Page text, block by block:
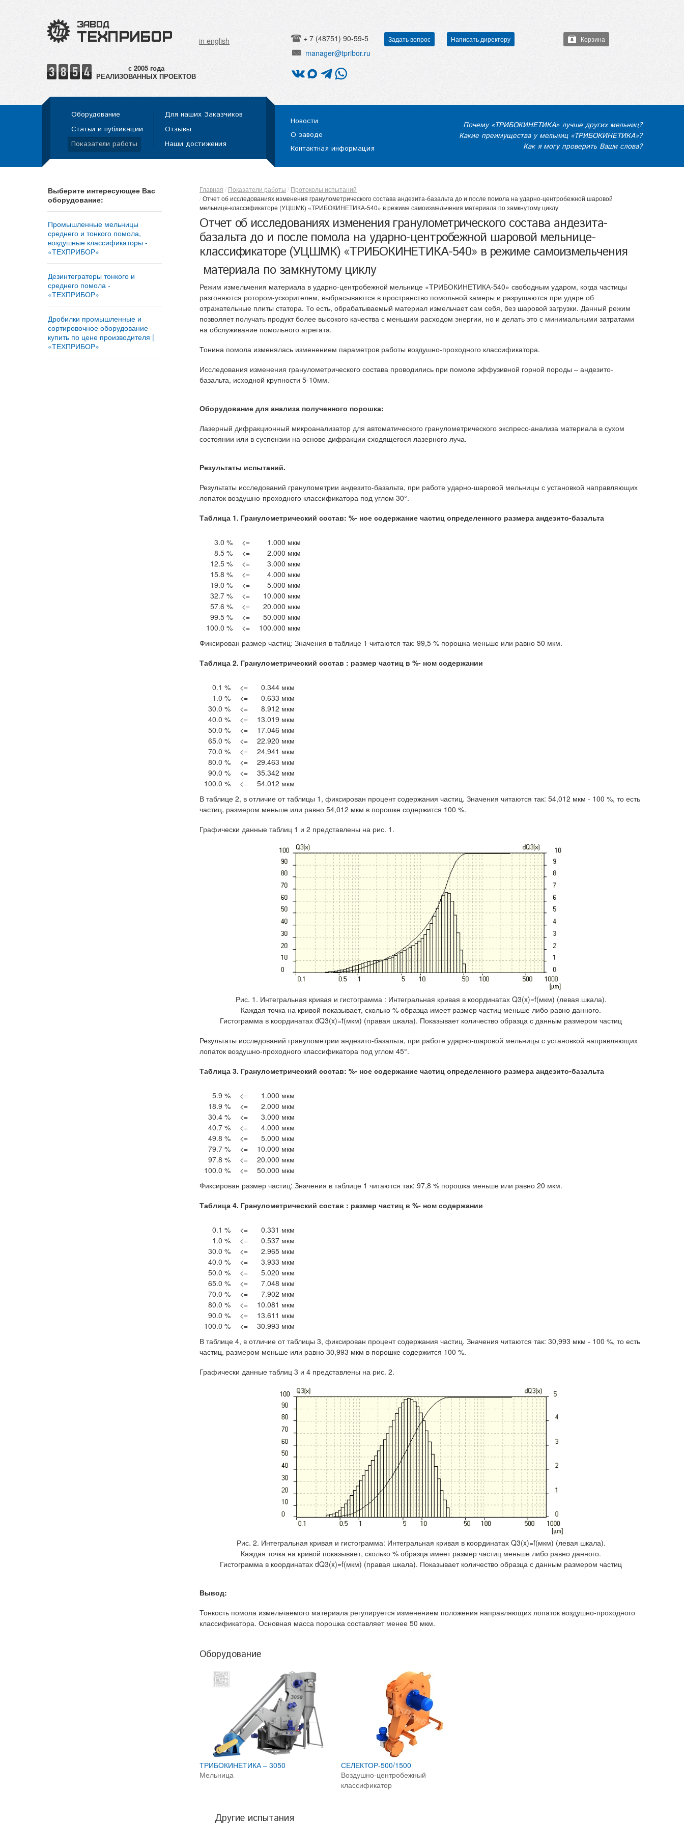
in english + 7 (48751) 90-59-5 Задать вопрос Написать директору
manager@tpribor.ru
Корзина
РЕАЛИЗОВАННЫХ ПРОЕКТОВ
Оборудование
Статьи и публикации
Показатели работы
Для наших Заказчиков
Отзывы
Наши достижения
Новости
О заводе
Контактная информация
Почему «ТРИБОКИНЕТИКА» лучше других мельниц?
Какие преимущества у мельниц «ТРИБОКИНЕТИКА»?
Как я могу проверить Ваши слова?
Выберите интересующее Вас
оборудование:
Промышленные мельницы
среднего и тонкого помола,
воздушные классификаторы -
«ТЕХПРИБОР»
Мельница «ТРИБОКИНЕТИКА
– 10050»
Мельница «ТРИБОКИНЕТИКА
– 3050» | Ударно-
центробежные и шаровые
мельницы
Автоматизированная
мельница «МИКРОКСИЛЕМА -
М1» Сушит – мелет -
просеивает
Дезинтеграторы тонкого и
среднего помола -
«ТЕХПРИБОР»
Измельчительный агрегат
«ДМПК-ГОРИЗОНТ»
Дезинтегратор «ГОРИЗОНТ –
380Z»
Дезинтегратор «ГОРИЗОНТ-
Дробилки промышленные и
сортировочное оборудование -
купить по цене производителя |
«ТЕХПРИБОР»
Купить дробильно-
Главная Показатели работы
Протоколы испытаний
Отчет об исследованиях изменения гранулометрического состава андезита-базальта до и после помола на ударно-центробежной шаровой
мельнице-классификаторе (УЦШМК) «ТРИБОКИНЕТИКА-540» в режиме самоизмельчения материала по замкнутому циклу
Отчет об исследованиях изменения гранулометрического состава андезита-
базальта до и после помола на ударно-центробежной шаровой мельнице-
классификаторе (УЦШМК) «ТРИБОКИНЕТИКА-540» в режиме самоизмельчения
материала по замкнутому циклу
Режим измельчения материала в ударно-центробежной мельнице «ТРИБОКИНЕТИКА-540» свободным ударом, когда частицы
разгоняются ротором-ускорителем, выбрасываются в пространство помольной камеры и разрушаются при ударе об
отражательные плиты статора. То есть, обрабатываемый материал измельчает сам себя, без шаровой загрузки. Данный режим
позволяет получать продукт более высокого качества с меньшим расходом энергии, но и делать это с минимальными затратами
на обслуживание помольного агрегата.
Тонина помола изменялась изменением параметров работы воздушно-проходного классификатора.
Исследования изменения гранулометрического состава проводились при помоле эффузивной горной породы – андезито-
базальта, исходной крупности 5-10мм.
Оборудование для анализа полученного порошка:
Лазерный дифракционный микроанализатор для автоматического гранулометрического экспресс-анализа материала в сухом
состоянии или в суспензии на основе дифракции сходящегося лазерного луча.
Результаты испытаний.
Результаты исследований гранулометрии андезито-базальта, при работе ударно-шаровой мельницы с установкой направляющих
лопаток воздушно-проходного классификатора под углом 30°.
Таблица 1. Гранулометрический состав: %- ное содержание частиц определенного размера андезито-базальта
3.0 %
8.5 %
12.5 %
15.8 %
19.0 %
32.7 %
57.6 %
99.5 %
100.0 %
<=
<=
<=
<=
<=
<=
<=
<=
<=
1.000 мкм
2.000 мкм
3.000 мкм
4.000 мкм
5.000 мкм
10.000 мкм
20.000 мкм
50.000 мкм
100.000 мкм
Фиксирован размер частиц: Значения в таблице 1 читаются так: 99,5 % порошка меньше или равно 50 мкм.
Таблица 2. Гранулометрический состав : размер частиц в %- ном содержании
0.1 %
1.0 %
30.0 %
40.0 %
50.0 %
65.0 %
70.0 %
80.0 %
90.0 %
100.0 %
<=
<=
<=
<=
<=
<=
<=
<=
<=
<=
0.344 мкм
0.633 мкм
8.912 мкм
13.019 мкм
17.046 мкм
22.920 мкм
24.941 мкм
29.463 мкм
35.342 мкм
54.012 мкм
В таблице 2, в отличие от таблицы 1, фиксирован процент содержания частиц. Значения читаются так: 54,012 мкм - 100 %, то есть
частиц, размером меньше или равно 54,012 мкм в порошке содержится 100 %.
Графически данные таблиц 1 и 2 представлены на рис. 1.
Рис. 1. Интегральная кривая и гистограмма : Интегральная кривая в координатах Q3(x)=f(мкм) (левая шкала).
Каждая точка на кривой показывает, сколько % образца имеет размер частиц меньше либо равно данного.
Гистограмма в координатах dQ3(x)=f(мкм) (правая шкала). Показывает количество образца с данным размером частиц
Результаты исследований гранулометрии андезито-базальта, при работе ударно-шаровой мельницы с установкой направляющих
лопаток воздушно-проходного классификатора под углом 45°.
Таблица 3. Гранулометрический состав: %- ное содержание частиц определенного размера андезито-базальта
5.9 %
18.9 %
30.4 %
40.7 %
49.8 %
79.7 %
97.8 %
100.0 %
<=
<=
<=
<=
<=
<=
<=
<=
1.000 мкм
2.000 мкм
3.000 мкм
4.000 мкм
5.000 мкм
10.000 мкм
20.000 мкм
50.000 мкм
Фиксирован размер частиц: Значения в таблице 1 читаются так: 97,8 % порошка меньше или равно 20 мкм.
Таблица 4. Гранулометрический состав : размер частиц в %- ном содержании
0.1 %
1.0 %
30.0 %
40.0 %
50.0 %
65.0 %
70.0 %
80.0 %
90.0 %
100.0 %
<=
<=
<=
<=
<=
<=
<=
<=
<=
<=
0.331 мкм
0.537 мкм
2.965 мкм
3.933 мкм
5.020 мкм
7.048 мкм
7.902 мкм
10.081 мкм
13.611 мкм
30.993 мкм
В таблице 4, в отличие от таблицы 3, фиксирован процент содержания частиц. Значения читаются так: 30,993 мкм - 100 %, то есть
частиц, размером меньше или равно 30,993 мкм в порошке содержится 100 %.
Графически данные таблиц 3 и 4 представлены на рис. 2.
Рис. 2. Интегральная кривая и гистограмма: Интегральная кривая в координатах Q3(x)=f(мкм) (левая шкала).
Каждая точка на кривой показывает, сколько % образца имеет размер частиц меньше либо равно данного.
Гистограмма в координатах dQ3(x)=f(мкм) (правая шкала). Показывает количество образца с данным размером частиц
Вывод:
Тонкость помола измельчаемого материала регулируется изменением положения направляющих лопаток воздушно-проходного
классификатора. Основная масса порошка составляет менее 50 мкм.
Оборудование
ТРИБОКИНЕТИКА – 3050
Мельница
СЕЛЕКТОР-500/1500
Воздушно-центробежный
классификатор
Другие испытания